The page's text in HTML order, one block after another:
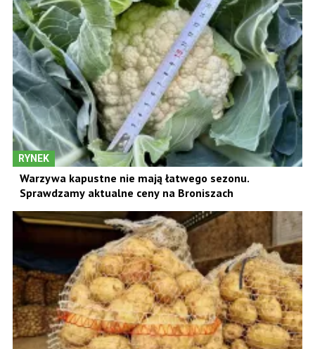
RYNEK
Warzywa kapustne nie mają łatwego sezonu.
Sprawdzamy aktualne ceny na Broniszach